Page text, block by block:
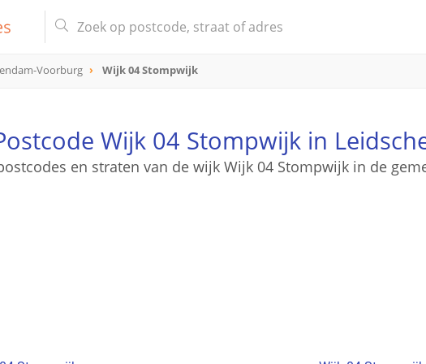
Voorburg Wijk 04 Stompwijk
Wijk 04 Stompwijk in
en straten van de wijk Wijk 04 Stompwijk in de